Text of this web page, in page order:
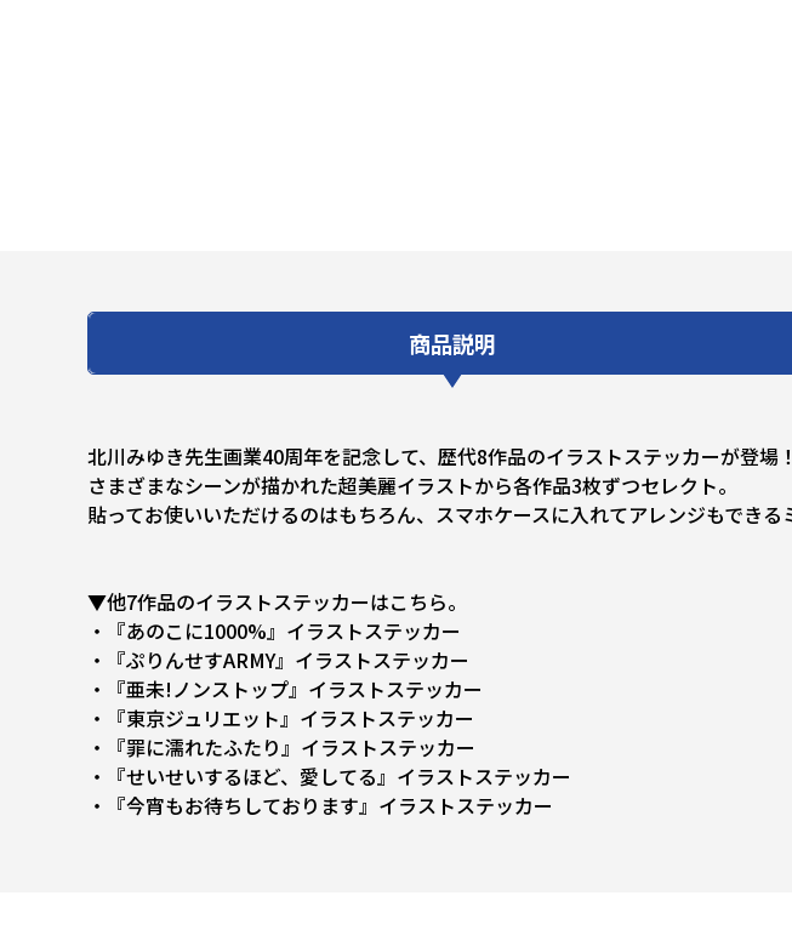
商品説明
北川みゆき先生画業40周年を記念して、歴代8作品のイラストステッカーが登場！
さまざまなシーンが描かれた超美麗イラストから各作品3枚ずつセレクト。
貼ってお使いいただけるのはもちろん、スマホケースに入れてアレンジもでき
▼他7作品のイラストステッカーはこちら。
・『あのこに1000%』イラストステッカー
・『ぷりんせすARMY』イラストステッカー
・『亜未!ノンストップ』イラストステッカー
・『東京ジュリエット』イラストステッカー
・『罪に濡れたふたり』イラストステッカー
・『せいせいするほど、愛してる』イラストステッカー
・『今宵もお待ちしております』イラストステッカー